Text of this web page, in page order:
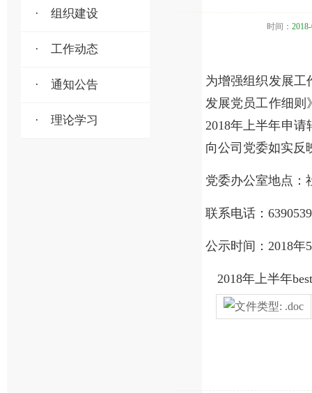
· 组织建设
· 工作动态
· 通知公告
· 理论学习
时间：
为增强组织发展工
发展党员工作细则
2018年上半年申
向公司党委如实反
党委办公室地点：
联系电话：
公示时间：2018年
2018年上半年